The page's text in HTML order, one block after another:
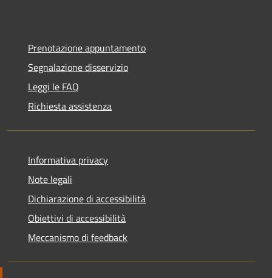
Prenotazione appuntamento
Segnalazione disservizio
Leggi le FAQ
Richiesta assistenza
Informativa privacy
Note legali
Dichiarazione di accessibilità
Obiettivi di accessibilità
Meccanismo di feedback